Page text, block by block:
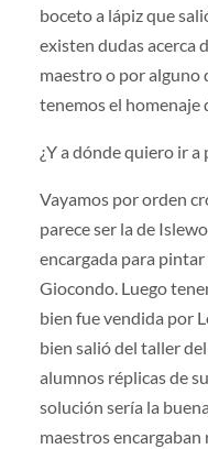
boceto a lápiz que
existen dudas acerca
maestro o por alguno
tenemos el homenaje
¿Y a dónde quiero ir a
Vayamos por orden
parece ser la de
encargada para pintar
Giocondo. Luego
bien fue vendida por
bien salió del taller
alumnos réplicas de
solución sería la
maestros encargaban